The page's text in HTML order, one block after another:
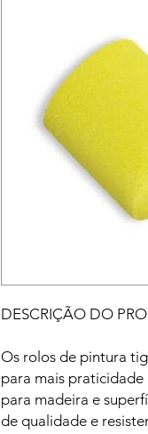
DESCRIÇÃO DO
Os rolos de pintura
para mais
para madeira e
de qualidade e